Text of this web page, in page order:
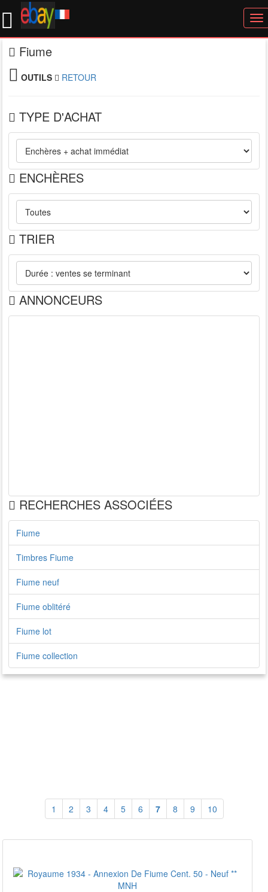
Fiume
OUTILS RETOUR
TYPE D'ACHAT
ENCHÈRES
TRIER
ANNONCEURS
RECHERCHES ASSOCIÉES
Fiume
Timbres Fiume
Fiume neuf
Fiume oblitéré
Fiume lot
Fiume collection
1 2 3 4 5 6 7 8 9 10